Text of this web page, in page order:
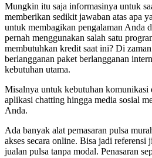
Mungkin itu saja informasinya untuk
memberikan sedikit jawaban atas apa
untuk membagikan pengalaman Anda
pernah menggunakan salah satu
membutuhkan kredit saat ini? Di
berlangganan paket berlangganan
kebutuhan utama.
Misalnya untuk kebutuhan komunikasi
aplikasi chatting hingga media sosial
Anda.
Ada banyak alat pemasaran pulsa
akses secara online. Bisa jadi
jualan pulsa tanpa modal. Penasaran